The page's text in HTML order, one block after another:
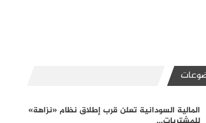
المالية السودانية تعلن قرب إطلاق نظام «نزاهة»